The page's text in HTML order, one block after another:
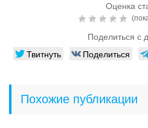
Оценка
Поделиться с
Твитнуть Поделиться
Похожие публикации